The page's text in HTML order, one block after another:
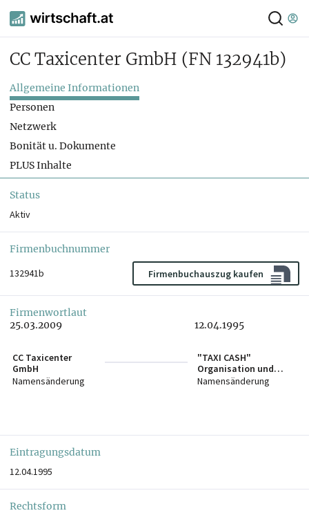
CC Taxicenter GmbH (FN 132941b)
Allgemeine Informationen
Personen
Netzwerk
Bonität u. Dokumente
PLUS Inhalte
Status
Aktiv
Firmenbuchnummer
132941b
Firmenbuchauszug kaufen
Firmenwortlaut
25.03.2009
CC Taxicenter
GmbH
Namensänderung
12.04.1995
"TAXI CASH"
Organisation und
Abrechnung von
Namensänderung
Eintragungsdatum
12.04.1995
Rechtsform